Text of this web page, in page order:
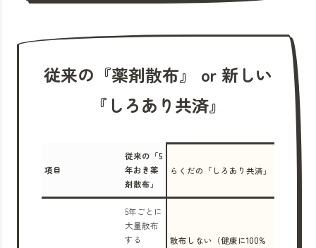
従来の『薬剤散布』 or 新しい
『しろあり共済』
項目
従来の「5
年おき薬
剤散布」
らくだの「しろあり共済」
5年ごとに
大量散布
する
散布しない（健康に100%